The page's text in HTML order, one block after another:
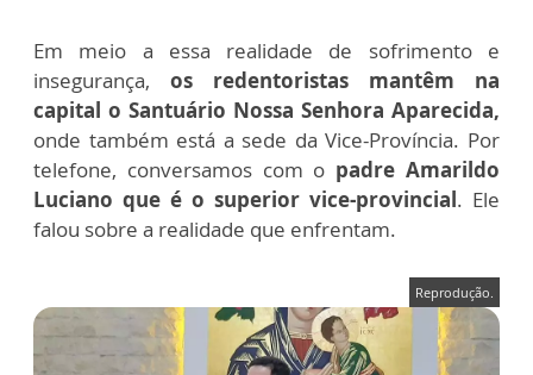
Em meio a essa realidade de sofrimento e
insegurança, os
redentoristas mantêm na
capital o Santuário Nossa Senhora Aparecida,
onde também está a sede da Vice-Província. Por
telefone, conversamos com o padre Amarildo
Luciano que é o superior vice-provincial. Ele
falou sobre a realidade que enfrentam.
Reprodução.